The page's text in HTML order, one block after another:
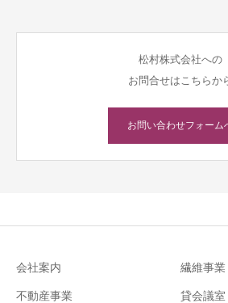
松村株式会社への
お問合せはこちらか
お問い合わせフォーム
会社案内 繊維事業
不動産事業 貸会議室